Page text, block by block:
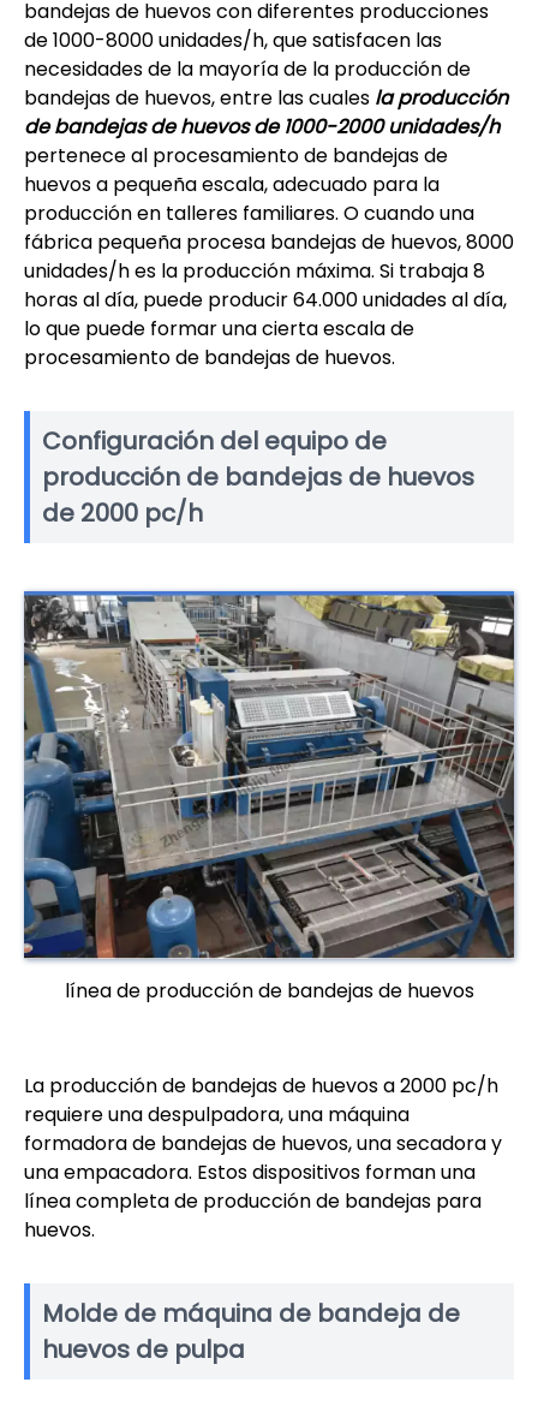
bandejas de huevos con diferentes producciones
de 1000-8000 unidades/h, que satisfacen las
necesidades de la mayoría de la producción de
bandejas de huevos, entre las cuales la producción
de bandejas de huevos de 1000-2000 unidades/h
pertenece al procesamiento de bandejas de
huevos a pequeña escala, adecuado para la
producción en talleres familiares. O cuando una
fábrica pequeña procesa bandejas de huevos, 8000
unidades/h es la producción máxima. Si trabaja 8
horas al día, puede producir 64.000 unidades al día,
lo que puede formar una cierta escala de
procesamiento de bandejas de huevos.
Configuración del equipo de
producción de bandejas de huevos
de 2000 pc/h
línea de producción de bandejas de huevos
La producción de bandejas de huevos a 2000 pc/h
requiere una despulpadora, una máquina
formadora de bandejas de huevos, una secadora y
una empacadora. Estos dispositivos forman una
línea completa de producción de bandejas para
huevos.
Molde de máquina de bandeja de
huevos de pulpa